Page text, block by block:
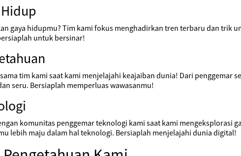
gaya hidupmu? Tim kami fokus menghadirkan tren terbaru dan
untuk bersinar!
tim kami saat kami menjelajahi keajaiban dunia! Dari penggemar
seru. Bersiaplah memperluas wawasanmu!
komunitas penggemar teknologi kami saat kami mengeksplorasi
lebih maju dalam hal teknologi. Bersiaplah menjelajahi dunia digital!